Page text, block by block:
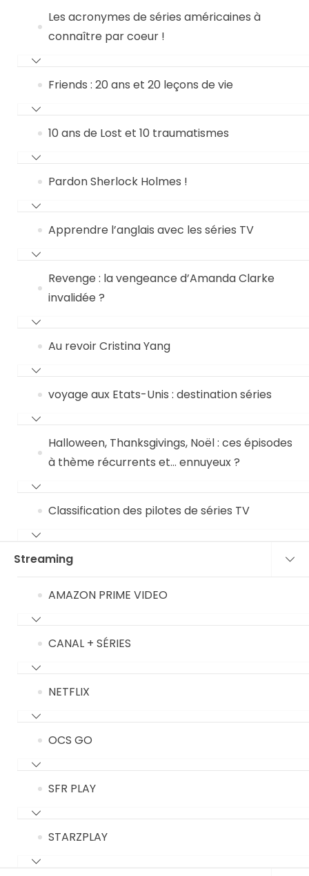
Les acronymes de séries américaines à
connaître par coeur !
Friends : 20 ans et 20 leçons de vie
10 ans de Lost et 10 traumatismes
Pardon Sherlock Holmes !
Apprendre l’anglais avec les séries TV
Revenge : la vengeance d’Amanda Clarke
invalidée ?
Au revoir Cristina Yang
voyage aux Etats-Unis : destination séries
Halloween, Thanksgivings, Noël : ces épisodes
à thème récurrents et… ennuyeux ?
Classification des pilotes de séries TV
Streaming
AMAZON PRIME VIDEO
CANAL + SÉRIES
NETFLIX
OCS GO
SFR PLAY
STARZPLAY